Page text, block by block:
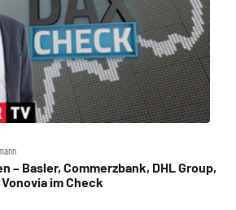
– Basler, Commerzbank, DHL Group,
im Check